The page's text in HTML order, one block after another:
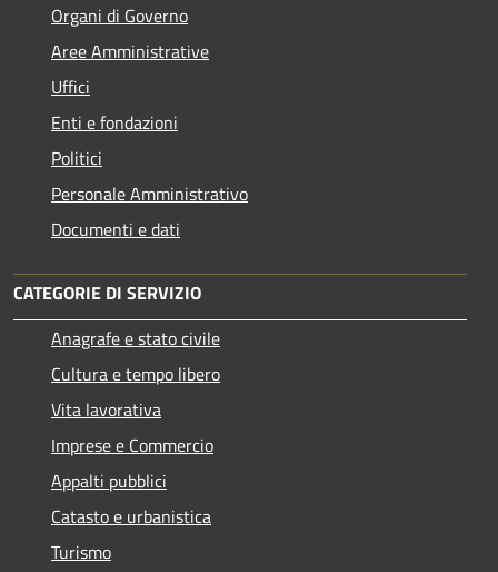
Organi di Governo
Aree Amministrative
Uffici
Enti e fondazioni
Politici
Personale Amministrativo
Documenti e dati
CATEGORIE DI SERVIZIO
Anagrafe e stato civile
Cultura e tempo libero
Vita lavorativa
Imprese e Commercio
Appalti pubblici
Catasto e urbanistica
Turismo